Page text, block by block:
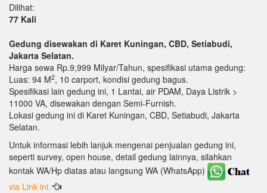
Dilihat:
77 Kali
Gedung disewakan di Karet Kuningan, CBD, Setiabudi,
Jakarta Selatan.
Harga sewa Rp.9,999 Milyar/Tahun, spesifikasi utama gedung:
Luas: 94 M2, 10 carport, kondisi gedung bagus.
Spesifikasi lain gedung ini, 1 Lantai, air PDAM, Daya Listrik >
11000 VA, disewakan dengan Semi-Furnish.
Lokasi gedung ini di Karet Kuningan, CBD, Setiabudi, Jakarta
Selatan.
Untuk informasi lebih lanjuk mengenai penjualan gedung ini,
seperti survey, open house, detail gedung lainnya, silahkan
kontak WA/Hp diatas atau langsung WA (WhatsApp)
via Link ini.